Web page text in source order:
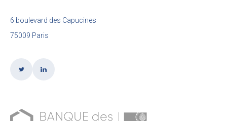
6 boulevard des Capucines
75009 Paris